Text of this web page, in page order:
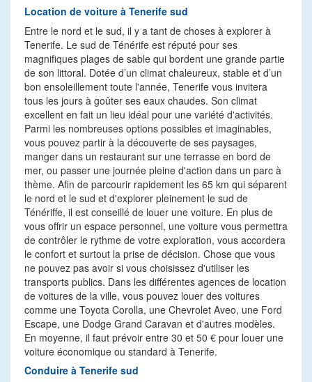
Location de voiture à Tenerife sud
Entre le nord et le sud, il y a tant de choses à explorer à
Tenerife. Le sud de Ténérife est réputé pour ses
magnifiques plages de sable qui bordent une grande partie
de son littoral. Dotée d’un climat chaleureux, stable et d’un
bon ensoleillement toute l'année, Tenerife vous invitera
tous les jours à goûter ses eaux chaudes. Son climat
excellent en fait un lieu idéal pour une variété d'activités.
Parmi les nombreuses options possibles et imaginables,
vous pouvez partir à la découverte de ses paysages,
manger dans un restaurant sur une terrasse en bord de
mer, ou passer une journée pleine d'action dans un parc à
thème. Afin de parcourir rapidement les 65 km qui séparent
le nord et le sud et d'explorer pleinement le sud de
Ténériffe, il est conseillé de louer une voiture. En plus de
vous offrir un espace personnel, une voiture vous permettra
de contrôler le rythme de votre exploration, vous accordera
le confort et surtout la prise de décision. Chose que vous
ne pouvez pas avoir si vous choisissez d'utiliser les
transports publics. Dans les différentes agences de location
de voitures de la ville, vous pouvez louer des voitures
comme une Toyota Corolla, une Chevrolet Aveo, une Ford
Escape, une Dodge Grand Caravan et d'autres modèles.
En moyenne, il faut prévoir entre 30 et 50 € pour louer une
voiture économique ou standard à Tenerife.
Conduire à Tenerife sud